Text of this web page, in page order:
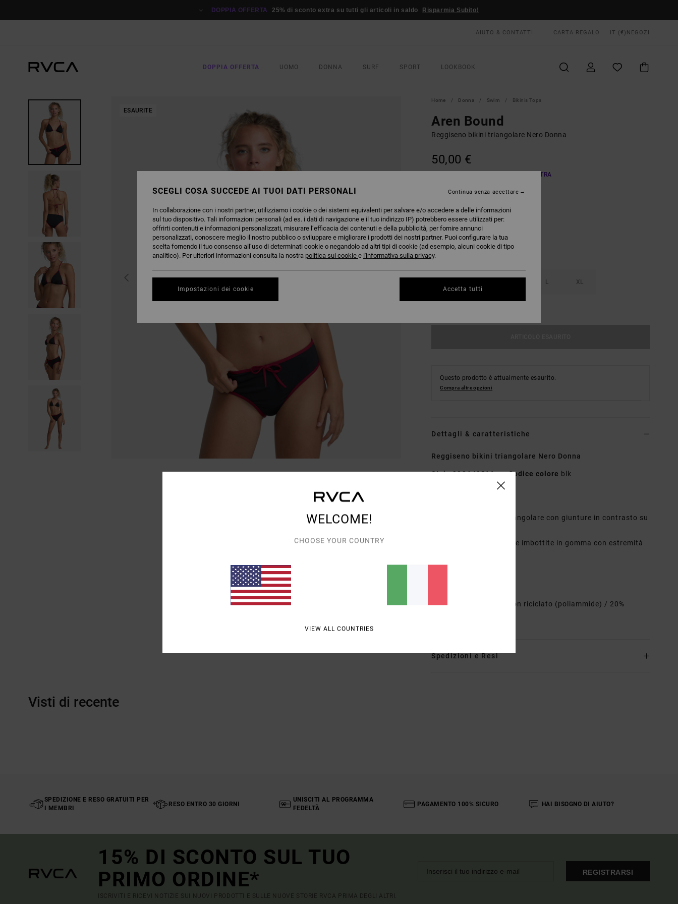
DOPPIA OFFERTA 25% di sconto extra su tutti gli articoli in saldo Risparmia Subito!
AIUTO & CONTATTI CARTA REGALO IT (€) NEGOZI
DOPPIA OFFERTA UOMO DONNA SURF SPORT LOOKBOOK
ESAURITE
Home Donna Swim Bikinis Tops
Aren Bound
Reggiseno bikini triangolare Nero Donna
50,00 €
DOPPIA OFFERTA 25% DI SCONTO EXTRA
L XL
Questo prodotto è attualmente esaurito.
Compra altre opzioni
Dettagli & caratteristiche
Reggiseno bikini triangolare Nero Donna
Style23O142516 Codice colore blk
reggiseno triangolare con giunture in contrasto su
Descrizione: Spalline imbottite in gomma con estremità
Composizione
80% nylon riciclato (poliammide) / 20%
Spedizioni e Resi
Visti di recente
SPEDIZIONE E RESO GRATUITI PER
I MEMBRI
RESO ENTRO 30 GIORNI
UNISCITI AL PROGRAMMA
FEDELTÀ
PAGAMENTO 100% SICURO HAI BISOGNO DI AIUTO?
15% DI SCONTO SUL TUO
PRIMO ORDINE*
ISCRIVITI E RICEVI NOTIZIE SUI NUOVI PRODOTTI E SULLE NUOVE STORIE RVCA PRIMA DEGLI ALTRI.
REGISTRARSI
WELCOME!
CHOOSE YOUR COUNTRY
VIEW ALL COUNTRIES
SCEGLI COSA SUCCEDE AI TUOI DATI PERSONALI
In collaborazione con i nostri partner, utilizziamo i cookie o dei sistemi equivalenti per salvare e/o accedere a delle informazioni
sul tuo dispositivo. Tali informazioni personali (ad es. i dati di navigazione e il tuo indirizzo IP) potrebbero essere utilizzati per:
offrirti contenuti e informazioni personalizzati, misurare l’efficacia dei contenuti e della pubblicità, per fornire annunci
personalizzati, conoscere meglio il nostro pubblico o sviluppare e migliorare i prodotti dei nostri partner. Puoi configurare la tua
scelta fornendo il tuo consenso all’uso di determinati cookie o negandolo ad altri tipi di cookie (ad esempio, alcuni cookie di tipo
analitico). Per ulteriori informazioni consulta la nostra politica sui cookie e l'informativa sulla privacy.
Impostazioni dei cookie
Continua senza accettare
Accetta tutti